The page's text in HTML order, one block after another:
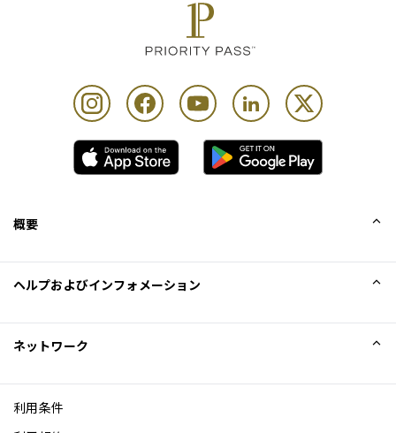
概要
Excellence Awards
ブログ
ヘルプおよびインフォメーション
ネットワーク
利用条件